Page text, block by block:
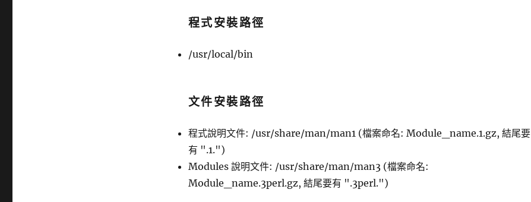
程式安裝路徑
/usr/local/bin
文件安裝路徑
程式說明文件: /usr/share/man/man1 (檔案命名: Module_name.1.gz, 結尾要
有 ".1.")
Modules 說明文件: /usr/share/man/man3 (檔案命名:
Module_name.3perl.gz, 結尾要有 ".3perl.")